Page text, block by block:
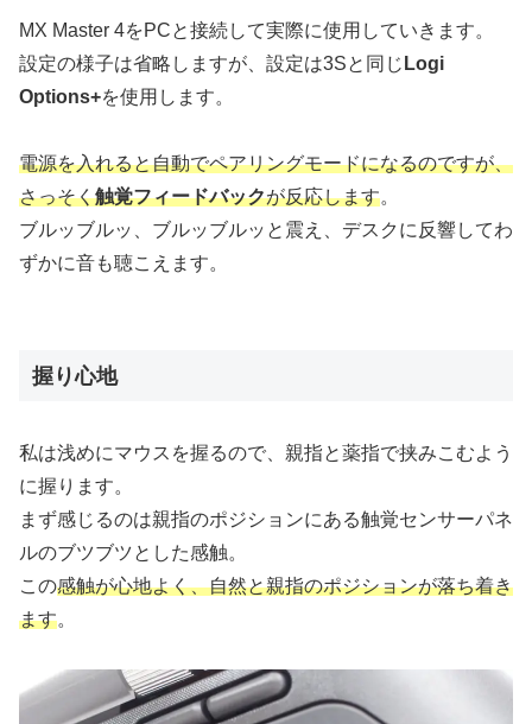
MX Master 4をPCと接続して実際に使用していきます。
設定の様子は省略しますが、設定は3Sと同じ Logi
Options+を使用します。
電源を入れると自動でペアリングモードになるのですが、
さっそく触覚フィードバックが反応します。
ブルッブルッ、ブルッブルッと震え、デスクに反響してわ
ずかに音も聴こえます。
握り心地
私は浅めにマウスを握るので、親指と薬指で挟みこむよう
に握ります。
まず感じるのは親指のポジションにある触覚センサーパネ
ルのブツブツとした感触。
この感触が心地よく、自然と親指のポジションが落ち着き
ます。